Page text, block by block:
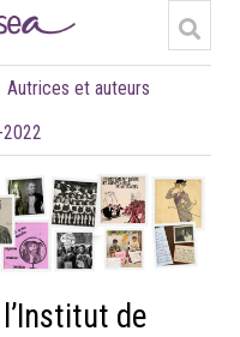
Autrices et auteurs
2022
de